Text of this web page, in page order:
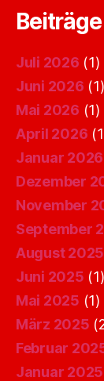
Juli 2026 (1)
Juni 2026 (1)
Mai 2026 (1)
April 2026
Januar 2026
Dezember
November
September
August 2025
Juni 2025 (1)
Mai 2025 (1)
März 2025
Februar
Januar 2025